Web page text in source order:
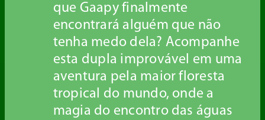
que Gaapy finalmente
encontrará alguém que não
tenha medo dela? Acompanhe
esta dupla improvável em uma
aventura pela maior floresta
tropical do mundo, onde a
magia do encontro das águas